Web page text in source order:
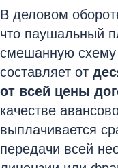
В деловом
что паушальный
смешанную схему
составляет от
от всей цены
качестве
выплачивается
передачи всей